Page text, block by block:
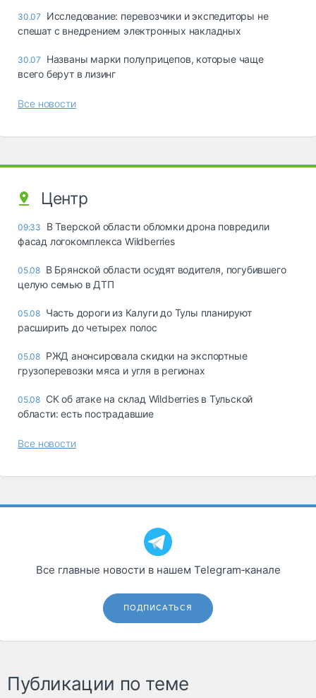
30.07
Исследование: перевозчики и экспедиторы не
спешат с внедрением электронных накладных
30.07
Названы марки полуприцепов, которые чаще
всего берут в лизинг
Все новости
Центр
09:33
В Тверской области обломки дрона повредили
фасад логокомплекса Wildberries
05.08 В Брянской области осудят водителя, погубившего
целую семью в ДТП
05.08 Часть дороги из Калуги до Тулы планируют
расширить до четырех полос
05.08 РЖД анонсировала скидки на экспортные
грузоперевозки мяса и угля в регионах
05.08 СК об атаке на склад Wildberries в Тульской
области: есть пострадавшие
Все новости
Все главные новости в нашем Telegram‑канале
ПОДПИСАТЬСЯ
Публикации по теме